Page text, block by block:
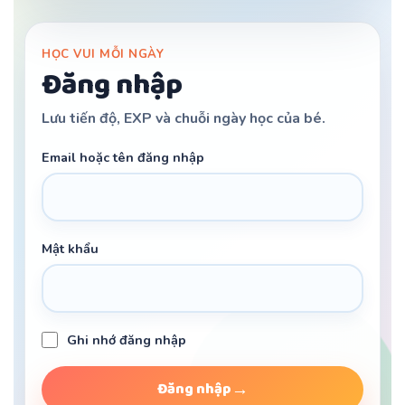
1
HỌC VUI MỖI NGÀY
Đăng nhập
Lưu tiến độ, EXP và chuỗi ngày học của bé.
Email hoặc tên đăng nhập
Mật khẩu
Ghi nhớ đăng nhập
Đăng nhập